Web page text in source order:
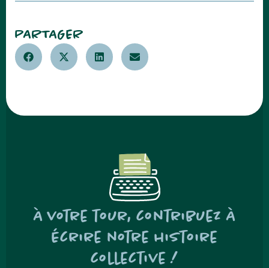
PARTAGER
À votre tour, contribuez à
écrire notre histoire
collective !